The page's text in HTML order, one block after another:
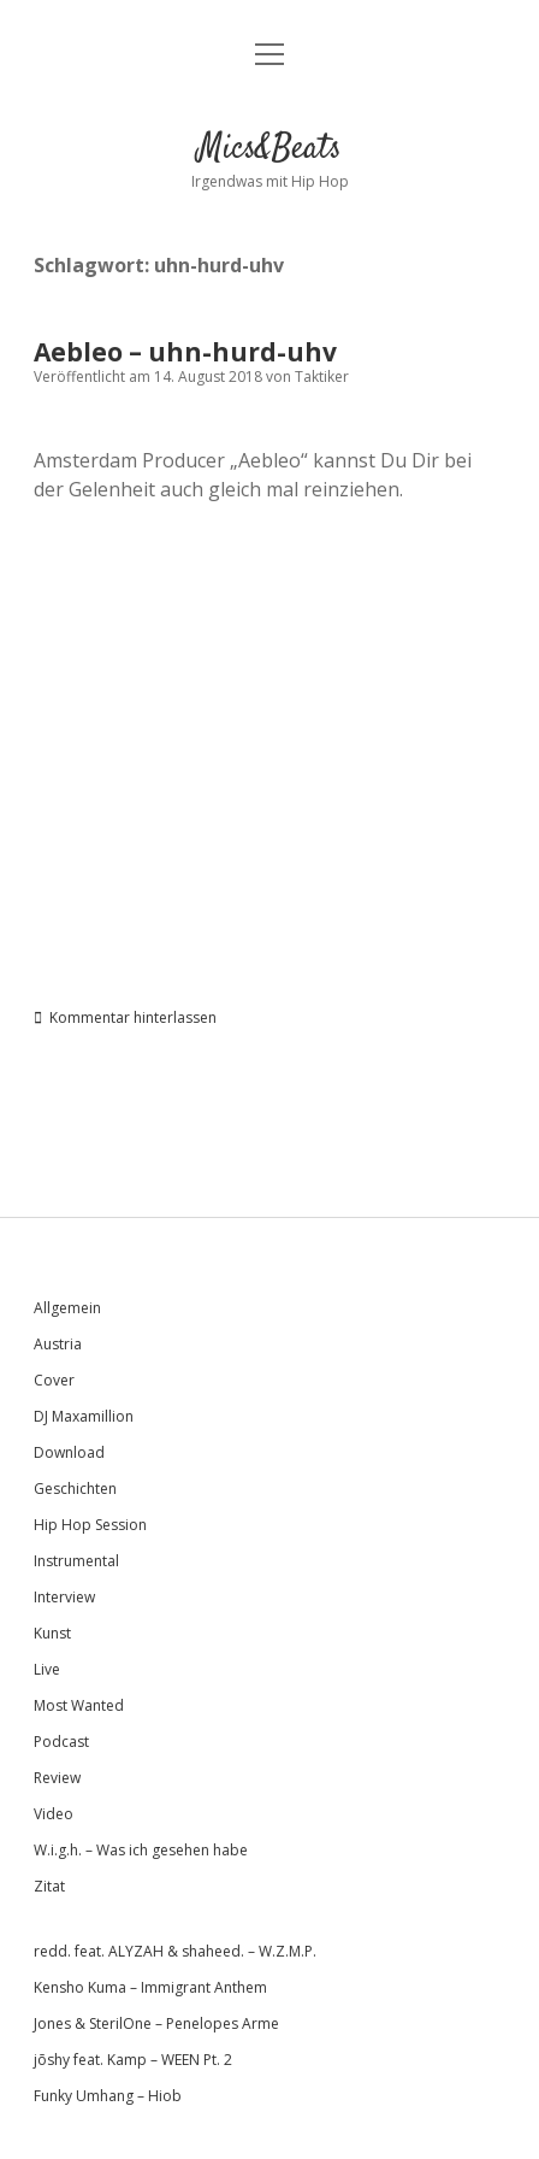
Kontakt
facebookinstagram
bandcamp
spotify
Menü
Mics&Beats
Irgendwas mit Hip Hop
Schlagwort: uhn-hurd-uhv
Aebleo – uhn-hurd-uhv
Veröffentlicht am 14. August 2018von Taktiker
Amsterdam Producer „Aebleo“ kannst Du Dir bei
der Gelenheit auch gleich mal reinziehen.
Kommentar hinterlassen
Sidebar
Allgemein
Austria
Cover
DJ Maxamillion
Download
Geschichten
Hip Hop Session
Instrumental
Interview
Kunst
Live
Most Wanted
Podcast
Review
Video
W.i.g.h. – Was ich gesehen habe
Zitat
redd. feat. ALYZAH & shaheed. – W.Z.M.P.
Kensho Kuma – Immigrant Anthem
Jones & SterilOne – Penelopes Arme
jōshy feat. Kamp – WEEN Pt. 2
Funky Umhang – Hiob